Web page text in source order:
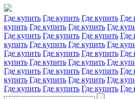
Где купить Где купить Где купить Где
купить Где купить Где купить Где
Где купить Где купить Где купить Где
купить Где купить Где купить Где
Где купить Где купить Где купить Где
купить Где купить Где купить Где
Где купить Где купить Где купить Где
купить Где купить Где купить Где
Где купить Где купить Где купить Где